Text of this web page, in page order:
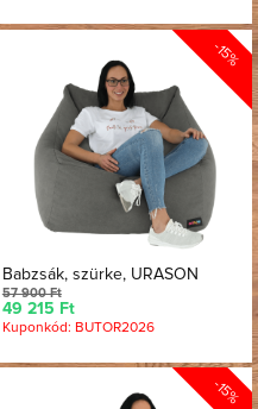
-15%
Babzsák, szürke, URASON
57 900 Ft
49 215 Ft
Kuponkód: BUTOR2026
-15%